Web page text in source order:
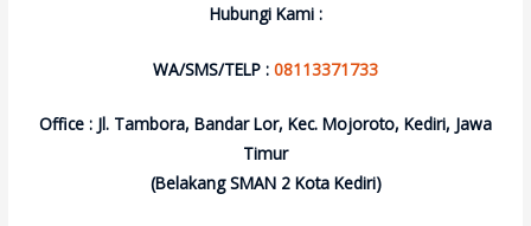
Hubungi Kami :
WA/SMS/TELP : 08113371733
Office : Jl. Tambora, Bandar Lor, Kec. Mojoroto, Kediri, Jawa
Timur
(Belakang SMAN 2 Kota Kediri)